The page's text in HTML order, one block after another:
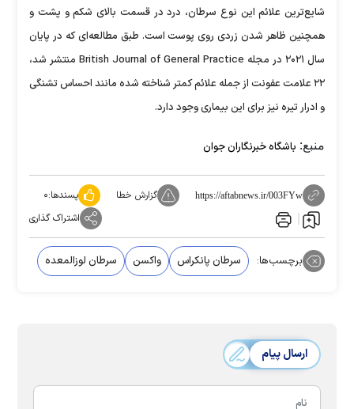
شایع‌ترین علائم این نوع سرطان، درد در قسمت بالای شکم و پشت و
همچنین ظاهر شدن زردی روی پوست است. طبق مطالعه‌ای که در پایان
سال ۲۰۲۱ در مجله British Journal of General Practice منتشر شد،
۲۲ علامت عفونت از جمله علائم کمتر شناخته شده مانند احساس تشنگی
و ادرار تیره نیز برای این بیماری وجود دارد.
منبع: باشگاه خبرنگاران جوان
https://aftabnews.ir/003FYw گزارش خطا پسندها:۰
اشتراک گذاری
برچسب‌ها: سرطان پانکراس واکسن سرطان لوزالمعده
ارسال پیام